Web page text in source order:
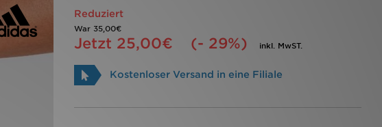
Reduziert
War 35,00€
Jetzt 25,00€ (- 29%) inkl. MwST.
Kostenloser Versand in eine Filiale